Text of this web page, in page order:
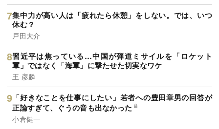
集中力が高い人は「疲れたら休憩」をしない。では、いつ
休む？
戸田大介
習近平は焦っている…中国が弾道ミサイルを「ロケット
軍」ではなく「海軍」に撃たせた切実なワケ
王 彦麟
「好きなことを仕事にしたい」若者への豊田章男の回答が
正論すぎて、ぐうの音も出なかった
小倉健一